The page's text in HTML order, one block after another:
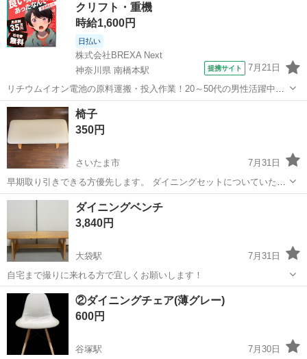
クリフト・重機
時給1,600円
日払い
株式会社BREXA Next
神奈川県 南橋本駅
提携サイト 7月21日
リチウムイオン電池の原料運搬・投入作業！20～50代の男性活躍中★
ワンルーム寮完備！赴任旅費会社負担！年間休日130日★フォークリフ
ト免許お持ちの方、活躍中！就業先食堂利用可★《神奈川県相模原
市》 人気の工場のお仕事 ◇電...
神奈川 相模原市
椅子
350円
さいたま市
7月31日
早期取り引きできる方優先します。 ダイニングセットについていた椅
子なりますが、 不用になったのでお譲り致します。 椅子に水性ペンキ
が少しついていますが使用感は なくすぐお使いになれます。 ネジが緩
んでいますが六角レン...
埼玉 さいたま市 椅子
ダイニングベンチ
3,840円
大袋駅
7月31日
自宅まで撮りに来れる方で宜しくお願いします！
埼玉 越谷市 大袋駅 椅子
②ダイニングチェア(薄グレー)
600円
谷塚駅
7月30日